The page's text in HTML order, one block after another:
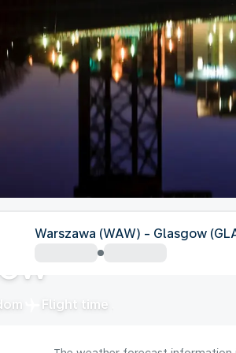
Flight time
Warszawa (WAW) - Glasgow